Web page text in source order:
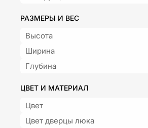
РАЗМЕРЫ И ВЕС
Высота
Ширина
Глубина
ЦВЕТ И МАТЕРИАЛ
Цвет
Цвет дверцы люка